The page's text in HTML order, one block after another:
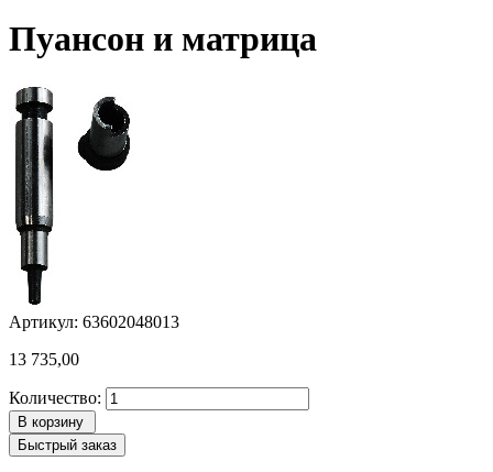
Пуансон и матрица
Артикул: 63602048013
13 735,00
Количество:
В корзину
Быстрый заказ